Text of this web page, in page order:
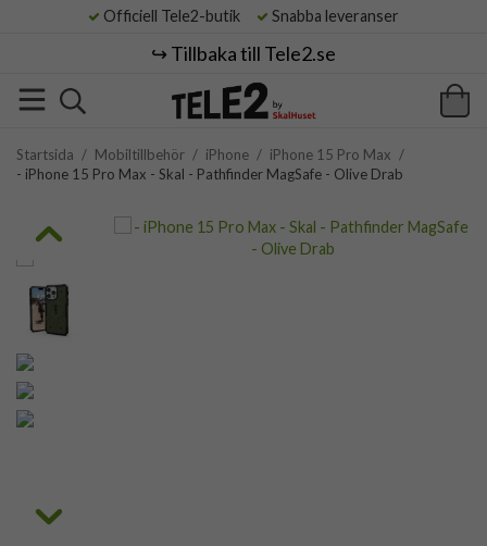
Officiell Tele2-butik Snabba leveranser
↪️ Tillbaka till Tele2.se
Startsida / Mobiltillbehör / iPhone / iPhone 15 Pro Max /
- iPhone 15 Pro Max - Skal - Pathfinder MagSafe - Olive Drab